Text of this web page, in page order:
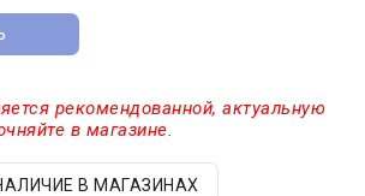
рекомендованной, актуальную
в магазине.
В МАГАЗИНАХ